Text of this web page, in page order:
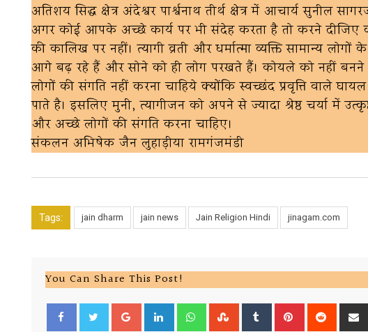
अतिशय सिद्ध क्षेत्र अंदेश्वर पार्श्वनाथ तीर्थ क्षेत्र में आचार्य सुनील
अगर कोई आपके अच्छे कार्य पर भी संदेह करता है तो करने दीजिए
की कालिख पर नहीं। त्यागी व्रती और धर्मात्मा व्यक्ति सामान्य
आगे बढ़ रहे हैं और सोने को ही लोग परखते हैं। कोयले को नहीं बनने
लोगों की संगति नहीं करना चाहिये क्योंकि स्वच्छंद प्रवृत्ति वाले
पाते है। इसलिए मुनी, त्यागीजन को अपने से ज्यादा श्रेष्ठ चर्या में
और अच्छे लोगों की संगति करना चाहिए।
संकलन अभिषेक जैन लुहाड़ीया रामगंजमंडी
Tags: jain dharm jain news Jain Religion Hindi jinagam.com
You Can Share This Post!
Google+ LinkedIn WhatsappStumbleUpon
Tumblr Pinterest Reddit